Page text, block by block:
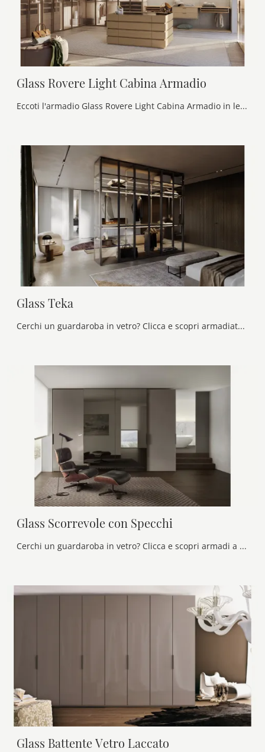
Glass Rovere Light Cabina Armadio
Eccoti l'armadio Glass Rovere Light Cabina Armadio in legno di Olivieri! Una ricca gamma di armadi cabine armadio con ante battenti.
Glass Teka
Cerchi un guardaroba in vetro? Clicca e scopri armadiature su misura con ante battenti di Olivieri.
Glass Scorrevole con Specchi
Cerchi un guardaroba in vetro? Clicca e scopri armadi a muro con ante scorrevoli di Olivieri.
Glass Battente Vetro Laccato